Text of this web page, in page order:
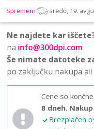
Spremeni sredo, 19.
Ne najdete kar
na info@300dpi.com
Še nimate datoteke
po zaključku nakupa
Cene so
8 dneh.
Brezplačen